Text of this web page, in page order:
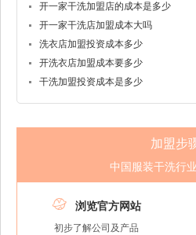
开一家干洗加盟店的成本是多少
开一家干洗店加盟成本大吗
洗衣店加盟投资成本多少
开洗衣店加盟成本要多少
干洗加盟投资成本是多少
加盟步
中国服装干洗行
 浏览官方网站
初步了解公司及产品